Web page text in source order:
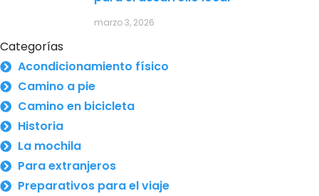
marzo 3, 2026
Categorías
Acondicionamiento físico
Camino a pie
Camino en bicicleta
Historia
La mochila
Para extranjeros
Preparativos para el viaje